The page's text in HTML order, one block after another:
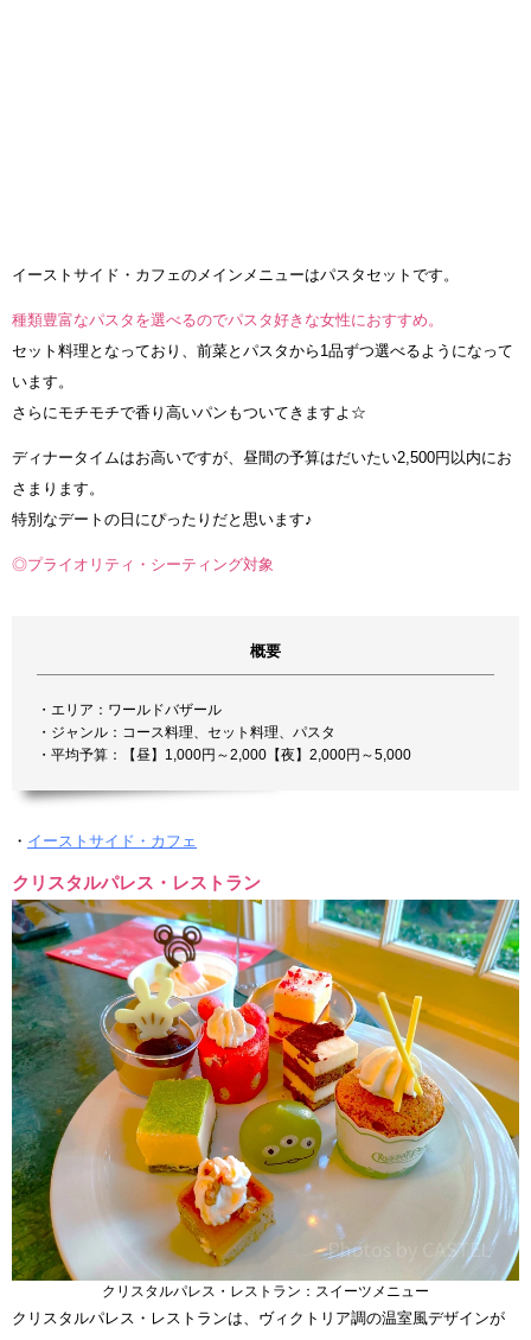
イーストサイド・カフェのメインメニューはパスタセットです。
種類豊富なパスタを選べるのでパスタ好きな女性におすすめ。
セット料理となっており、前菜とパスタから1品ずつ選べるようになって
います。
さらにモチモチで香り高いパンもついてきますよ☆
ディナータイムはお高いですが、昼間の予算はだいたい2,500円以内にお
さまります。
特別なデートの日にぴったりだと思います♪
◎プライオリティ・シーティング対象
概要
・エリア：ワールドバザール
・ジャンル：コース料理、セット料理、パスタ
・平均予算：【昼】1,000円～2,000【夜】2,000円～5,000
・ イーストサイド・カフェ
クリスタルパレス・レストラン
クリスタルパレス・レストラン：スイーツメニュー
クリスタルパレス・レストランは、ヴィクトリア調の温室風デザインが